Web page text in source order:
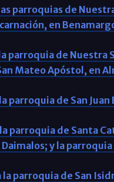
parroquias de
en
parroquia de Nuestra
Mateo Apóstol, en
parroquia de San
la parroquia de Santa
y la
la parroquia de San